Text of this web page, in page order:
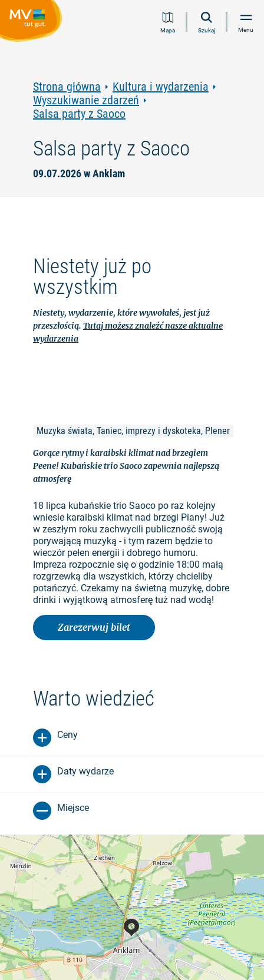
Przejdź
Przejdź
Przejdź
Przejdź
Mapa Szukaj Menu
Strona główna
Kultura i wydarzenia
Wyszukiwanie zdarzeń
Salsa party z Saoco
Salsa party z Saoco
09.07.2026 w Anklam
Niestety już po
wszystkim
Niestety, wydarzenie, które wywołałeś, jest już
przeszłością. Tutaj możesz znaleźć nasze aktualne
wydarzenia
Muzyka świata, Taniec, imprezy i dyskoteka, Plener
Gorące rytmy i karaibski klimat nad brzegiem
Peene! Kubańskie trio Saoco zapewnia najlepszą
atmosferę
18 lipca kubańskie trio Saoco po raz kolejny
wniesie karaibski klimat nad brzegi Piany! Już
w zeszłym roku zachwycili publiczność swoją
porywającą muzyką - i tym razem będzie to
wieczór pełen energii i dobrego humoru.
Impreza rozpocznie się o godzinie 18:00 małą
rozgrzewką dla wszystkich, którzy chcieliby
potańczyć. Czekamy na świetną muzykę, dobre
drinki i wyjątkową atmosferę tuż nad wodą!
Zarezerwuj bilet
Warto wiedzieć
Ceny
Daty wydarze
Miejsce